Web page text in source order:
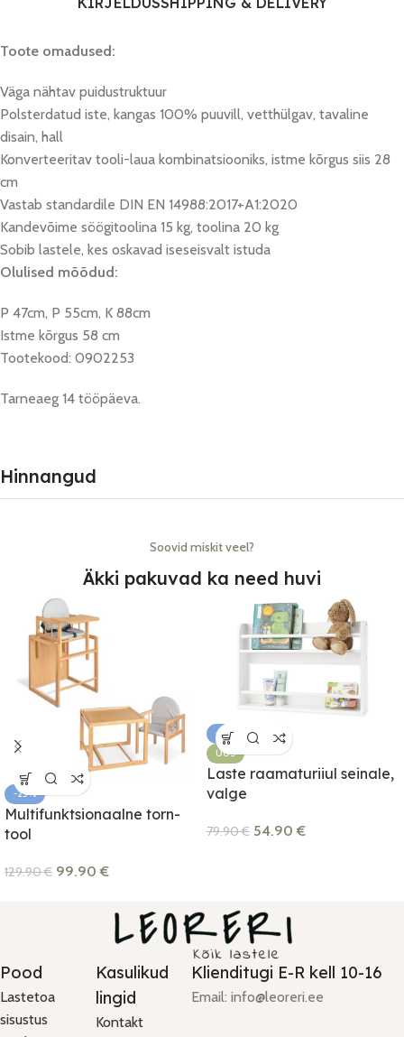
Toote omadused:
Väga nähtav puidustruktuur
Polsterdatud iste, kangas 100% puuvill, vetthülgav, tavaline
disain, hall
Konverteeritav tooli-laua kombinatsiooniks, istme kõrgus siis 28
cm
Vastab standardile DIN EN 14988:2017+A1:2020
Kandevõime söögitoolina 15 kg, toolina 20 kg
Sobib lastele, kes oskavad iseseisvalt istuda
Olulised mõõdud:
P 47cm, P 55cm, K 88cm
Istme kõrgus 58 cm
Tootekood: 0902253
Tarneaeg 14 tööpäeva.
Hinnangud
Soovid miskit veel?
Äkki pakuvad ka need huvi
-23%
Multifunktsionaalne torn-
tool
129.90€ 99.90€
-31%
UUS
Laste raamaturiiul seinale,
valge
79.90€ 54.90€
Pood
Lastetoa
sisustus
Kasulikud
lingid
Kontakt
Klienditugi E-R kell 10-16
Email: info@leoreri.ee